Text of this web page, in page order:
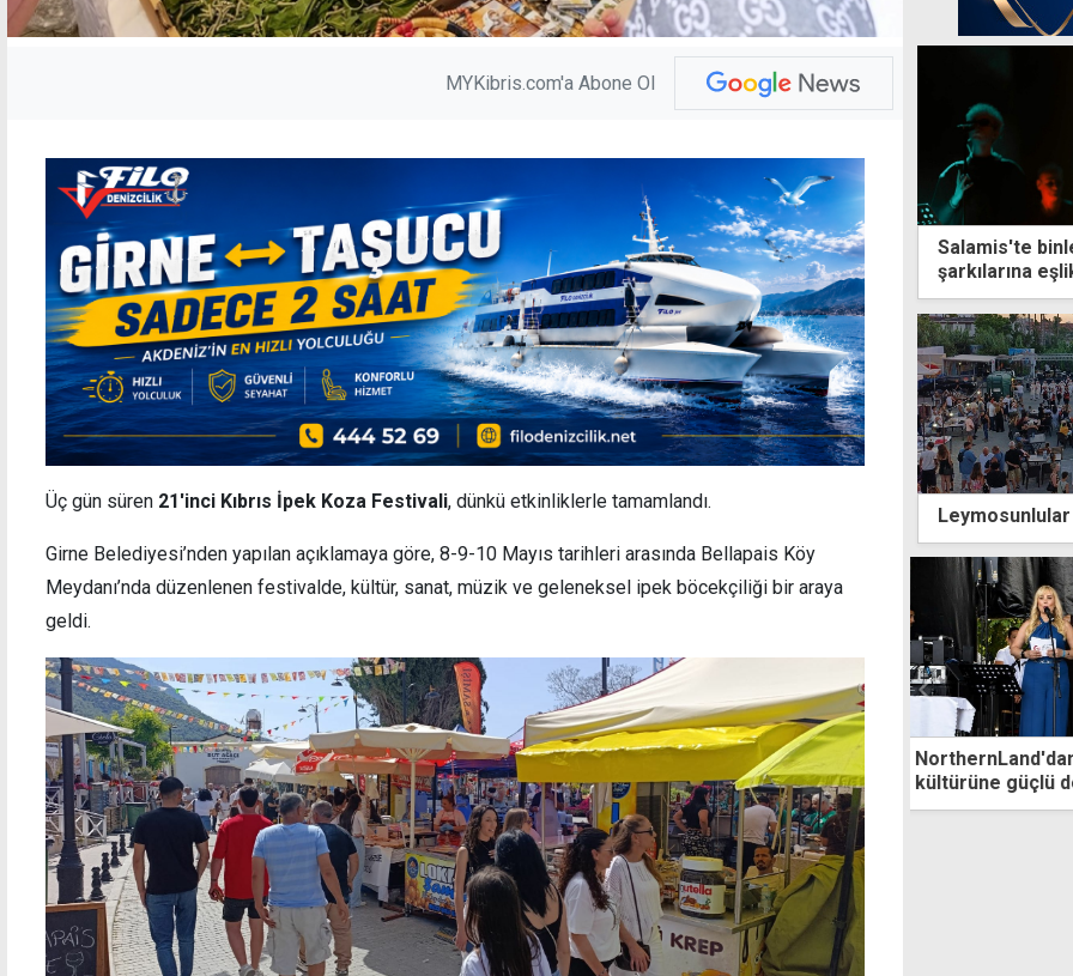
MYKibris.com'a Abone Ol
Üç gün süren 21'inci Kıbrıs İpek Koza Festivali, dünkü etkinliklerle tamamlandı.
Girne Belediyesi’nden yapılan açıklamaya göre, 8-9-10 Mayıs tarihleri arasında Bellapais Köy
Meydanı’nda düzenlenen festivalde, kültür, sanat, müzik ve geleneksel ipek böcekçiliği bir araya
geldi.
Salamis'te
şarkılarına
NorthernLand'dan Londra'da Kıbrıs Türk
kültürüne güçlü destek
Mormenekşe'deki geleneksel ev ve tarihi
yel değirmenindeki çalışmalar tamamlandı